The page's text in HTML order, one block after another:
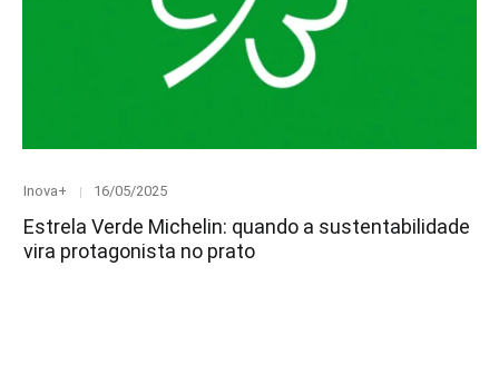
Category
Inova+
Posted
16/05/2025
Estrela Verde Michelin: quando a sustentabilidade
vira protagonista no prato